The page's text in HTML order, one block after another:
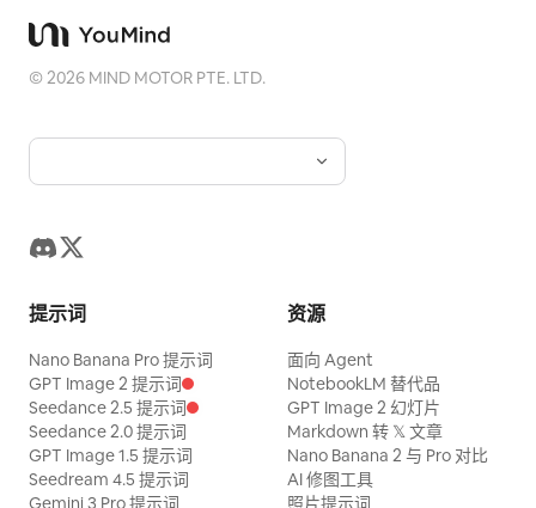
©2026 MIND MOTOR PTE. LTD.
提示词
Nano Banana Pro 提示词
GPT Image 2 提示词
Seedance 2.5 提示词
Seedance 2.0 提示词
GPT Image 1.5 提示词
Seedream 4.5 提示词
Gemini 3 Pro 提示词
资源
面向 Agent
NotebookLM 替代品
GPT Image 2 幻灯片
Markdown 转 𝕏 文章
Nano Banana 2 与 Pro 对比
AI 修图工具
照片提示词